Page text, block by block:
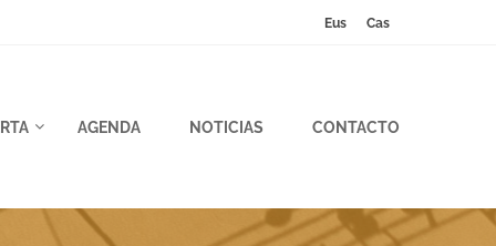
Eus Cas
AGENDA NOTICIAS CONTACTO